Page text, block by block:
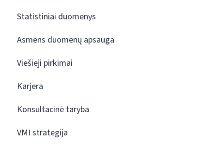
Statistiniai duomenys
Asmens duomenų apsauga
Viešieji pirkimai
Karjera
Konsultacinė taryba
VMI strategija